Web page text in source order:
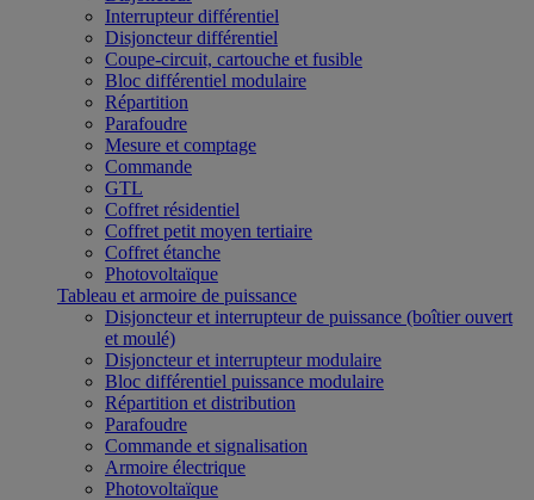
Interrupteur différentiel
Disjoncteur différentiel
Coupe-circuit, cartouche et fusible
Bloc différentiel modulaire
Répartition
Parafoudre
Mesure et comptage
Commande
GTL
Coffret résidentiel
Coffret petit moyen tertiaire
Coffret étanche
Photovoltaïque
Tableau et armoire de puissance
Disjoncteur et interrupteur de puissance (boîtier ouvert
et moulé)
Disjoncteur et interrupteur modulaire
Bloc différentiel puissance modulaire
Répartition et distribution
Parafoudre
Commande et signalisation
Armoire électrique
Photovoltaïque